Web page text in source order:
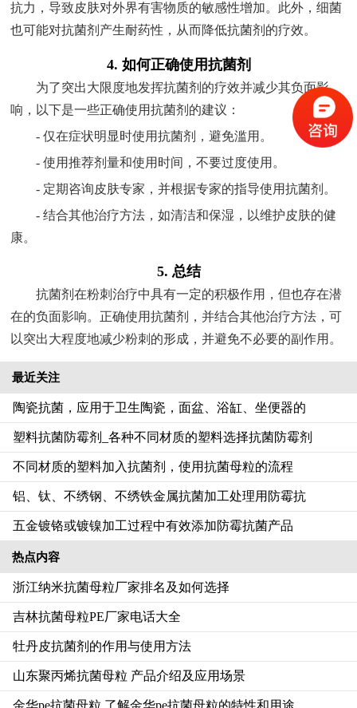
抗力，导致皮肤对外界有害物质的敏感性增加。此外，细菌
也可能对抗菌剂产生耐药性，从而降低抗菌剂的疗效。
4. 如何正确使用抗菌剂
为了突出大限度地发挥抗菌剂的疗效并减少其负面影
响，以下是一些正确使用抗菌剂的建议：
- 仅在症状明显时使用抗菌剂，避免滥用。
- 使用推荐剂量和使用时间，不要过度使用。
- 定期咨询皮肤专家，并根据专家的指导使用抗菌剂。
- 结合其他治疗方法，如清洁和保湿，以维护皮肤的健
康。
5. 总结
抗菌剂在粉刺治疗中具有一定的积极作用，但也存在潜
在的负面影响。正确使用抗菌剂，并结合其他治疗方法，可
以突出大程度地减少粉刺的形成，并避免不必要的副作用。
最近关注
陶瓷抗菌，应用于卫生陶瓷，面盆、浴缸、坐便器的
塑料抗菌防霉剂_各种不同材质的塑料选择抗菌防霉剂
不同材质的塑料加入抗菌剂，使用抗菌母粒的流程‌
铝、钛、不绣钢、不绣铁金属抗菌加工处理用防霉抗
五金镀铬或镀镍加工过程中有效添加防霉抗菌产品
热点内容
浙江纳米抗菌母粒厂家排名及如何选择
吉林抗菌母粒PE厂家电话大全
牡丹皮抗菌剂的作用与使用方法
山东聚丙烯抗菌母粒 产品介绍及应用场景
金华pe抗菌母粒 了解金华pe抗菌母粒的特性和用途